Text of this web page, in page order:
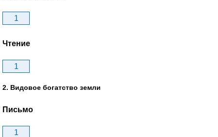
1
Чтение
1
2. Видовое богатство земли
Письмо
1